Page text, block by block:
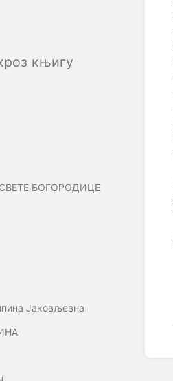
књигу
БОГОРОДИЦЕ
Јаковљевна